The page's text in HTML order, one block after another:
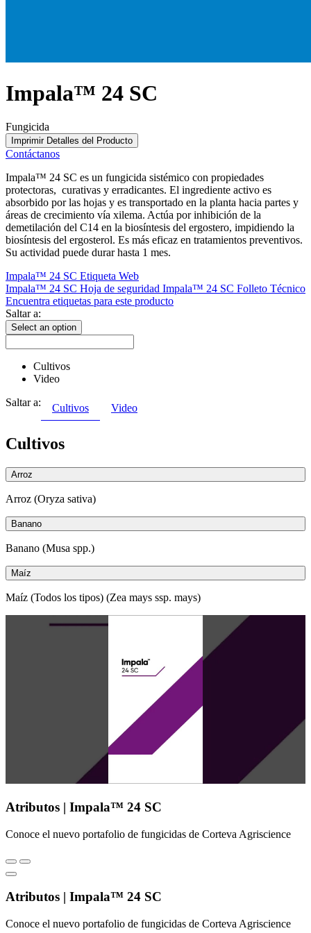
Impala™ 24 SC
Fungicida
Imprimir Detalles del Producto
Contáctanos
Impala™ 24 SC es un fungicida sistémico con propiedades
protectoras, curativas y erradicantes. El ingrediente activo es
absorbido por las hojas y es transportado en la planta hacia partes y
áreas de crecimiento vía xilema. Actúa por inhibición de la
demetilación del C14 en la biosíntesis del ergostero, impidiendo la
biosíntesis del ergosterol. Es más eficaz en tratamientos preventivos.
Su actividad puede durar hasta 1 mes.
Impala™ 24 SC Etiqueta Web
Impala™ 24 SC Hoja de seguridad Impala™ 24 SC Folleto Técnico
Encuentra etiquetas para este producto
Saltar a:
Select an option
Cultivos
Video
Saltar a:
Cultivos Video
Cultivos
Arroz
Arroz (Oryza sativa)
Banano
Banano (Musa spp.)
Maíz
Maíz (Todos los tipos) (Zea mays ssp. mays)
Atributos | Impala™ 24 SC
Conoce el nuevo portafolio de fungicidas de Corteva Agriscience
Atributos | Impala™ 24 SC
Conoce el nuevo portafolio de fungicidas de Corteva Agriscience